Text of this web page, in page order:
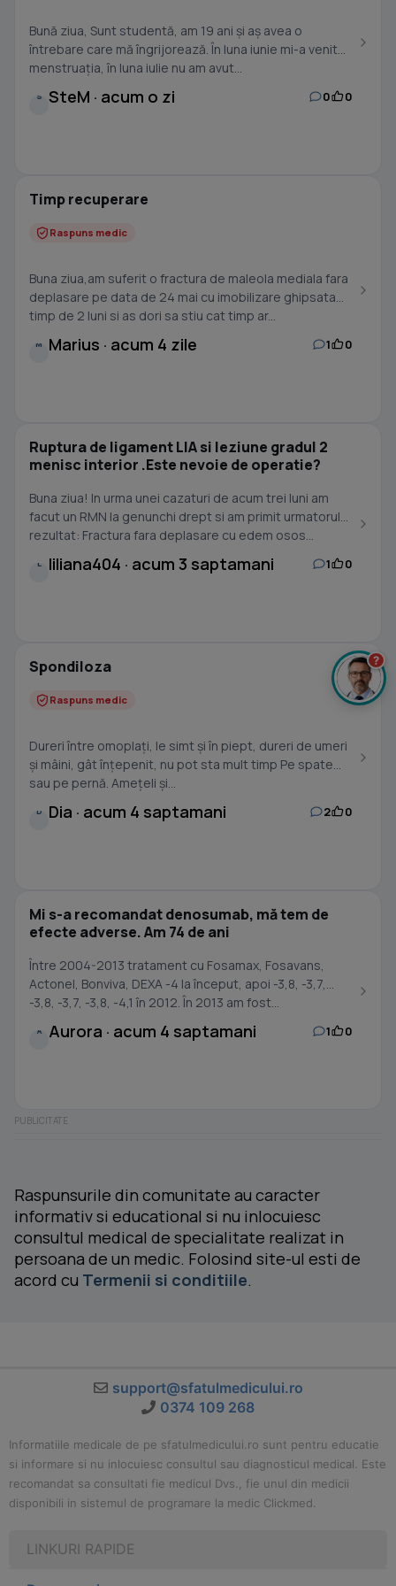
Bună ziua, Sunt studentă, am 19 ani și aș avea o
întrebare care mă îngrijorează. În luna iunie mi-a venit
menstruația, în luna iulie nu am avut...
S SteM · acum o zi 0 0
Timp recuperare
Raspuns medic
Buna ziua,am suferit o fractura de maleola mediala fara
deplasare pe data de 24 mai cu imobilizare ghipsata
timp de 2 luni si as dori sa stiu cat timp ar...
M Marius · acum 4 zile 1 0
Ruptura de ligament LIA si leziune gradul 2
menisc interior .Este nevoie de operatie?
Buna ziua! In urma unei cazaturi de acum trei luni am
facut un RMN la genunchi drept si am primit urmatorul
rezultat: Fractura fara deplasare cu edem osos...
L liliana404 · acum 3 saptamani 1 0
Spondiloza
Raspuns medic
Dureri între omoplați, le simt și în piept, dureri de umeri
și mâini, gât înțepenit, nu pot sta mult timp Pe spate
sau pe pernă. Amețeli și...
D Dia · acum 4 saptamani 2 0
Mi s-a recomandat denosumab, mă tem de
efecte adverse. Am 74 de ani
Între 2004-2013 tratament cu Fosamax, Fosavans,
Actonel, Bonviva, DEXA -4 la început, apoi -3,8, -3,7,
-3,8, -3,7, -3,8, -4,1 în 2012. În 2013 am fost...
A Aurora · acum 4 saptamani 1 0
Raspunsurile din comunitate au caracter
informativ si educational si nu inlocuiesc
consultul medical de specialitate realizat in
persoana de un medic. Folosind site-ul esti de
acord cu Termenii si conditiile.
support@sfatulmedicului.ro
0374 109 268
Informatiile medicale de pe sfatulmedicului.ro sunt pentru educatie
si informare si nu inlocuiesc consultul sau diagnosticul medical. Este
recomandat sa consultati fie medicul Dvs., fie unul din medicii
disponibili in sistemul de programare la medic Clickmed.
LINKURI RAPIDE
?